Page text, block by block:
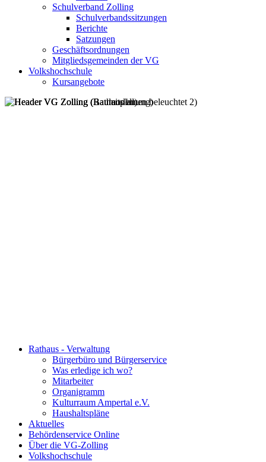
Schulverband Zolling
Schulverbandssitzungen
Berichte
Satzungen
Geschäftsordnungen
Mitgliedsgemeinden der VG
Volkshochschule
Kursangebote
Rathaus - Verwaltung
Bürgerbüro und Bürgerservice
Was erledige ich wo?
Mitarbeiter
Organigramm
Kulturraum Ampertal e.V.
Haushaltspläne
Aktuelles
Behördenservice Online
Über die VG-Zolling
Volkshochschule